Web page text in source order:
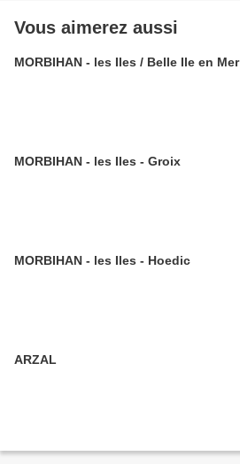
Vous aimerez aussi
MORBIHAN - les Iles / Belle Ile en Mer
MORBIHAN - les Iles - Groix
MORBIHAN - les Iles - Hoedic
ARZAL